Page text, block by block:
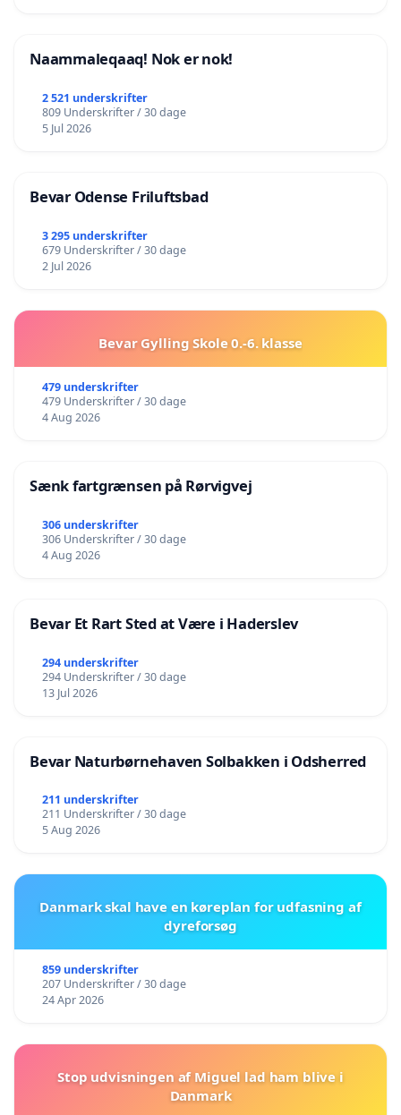
Naammaleqaaq! Nok er nok!
2 521 underskrifter
809 Underskrifter / 30 dage
5 Jul 2026
Bevar Odense Friluftsbad
3 295 underskrifter
679 Underskrifter / 30 dage
2 Jul 2026
Bevar Gylling Skole 0.-6. klasse
479 underskrifter
479 Underskrifter / 30 dage
4 Aug 2026
Sænk fartgrænsen på Rørvigvej
306 underskrifter
306 Underskrifter / 30 dage
4 Aug 2026
Bevar Et Rart Sted at Være i Haderslev
294 underskrifter
294 Underskrifter / 30 dage
13 Jul 2026
Bevar Naturbørnehaven Solbakken i Odsherred
211 underskrifter
211 Underskrifter / 30 dage
5 Aug 2026
Danmark skal have en køreplan for udfasning af
dyreforsøg
859 underskrifter
207 Underskrifter / 30 dage
24 Apr 2026
Stop udvisningen af Miguel lad ham blive i
Danmark